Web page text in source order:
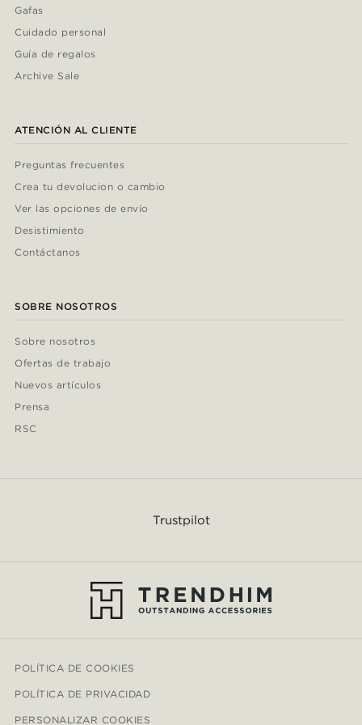
Gafas
Cuidado personal
Guía de regalos
Archive Sale
ATENCIÓN AL CLIENTE
Preguntas frecuentes
Crea tu devolucion o cambio
Ver las opciones de envío
Desistimiento
Contáctanos
SOBRE NOSOTROS
Sobre nosotros
Ofertas de trabajo
Nuevos artículos
Prensa
RSC
Trustpilot
POLÍTICA DE COOKIES
POLÍTICA DE PRIVACIDAD
PERSONALIZAR COOKIES